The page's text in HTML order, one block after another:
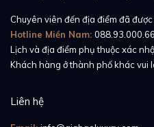
Bên cạnh cơ chế bảo vệ
với dòng Luminor này,
Chuyên viên đến địa điểm đã
Hotline Miền Nam: 088.93.000.66
Lịch và địa điểm phụ thuộc xác
Khách hàng ở thành phố khác vui
Liên hệ